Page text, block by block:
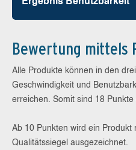
Ergebnis Benutz­barkeit
Bewertung mittels
Alle Produkte können in den
Geschwindigkeit und
erreichen. Somit sind 18
Ab 10 Punkten wird ein Produkt
Qualitätssiegel ausgezeichnet.